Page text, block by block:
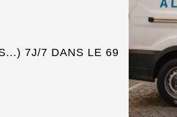
7J/7 DANS LE 69